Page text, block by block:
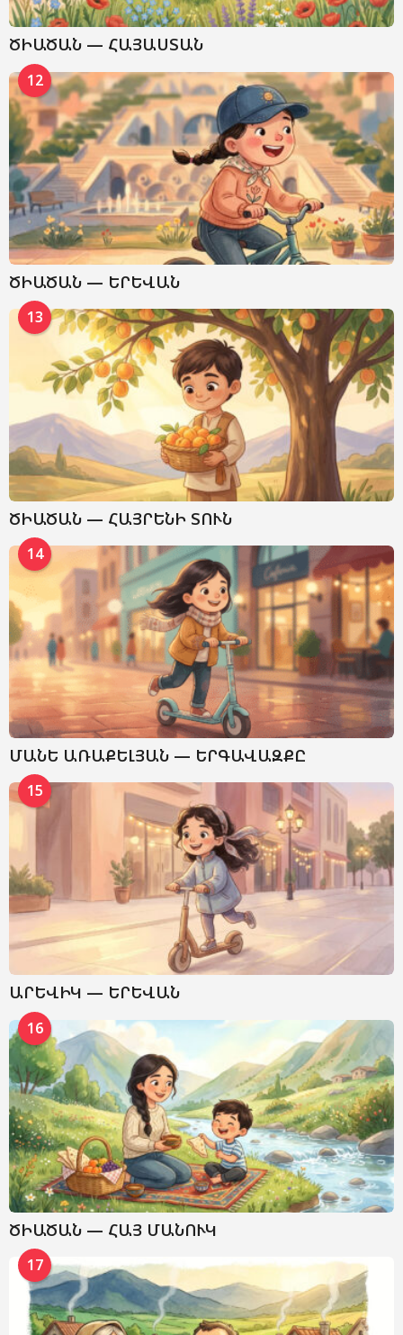
ԾԻԱԾԱՆ — ՀԱՅԱՍՏԱՆ
12
ԾԻԱԾԱՆ — ԵՐԵՎԱՆ
13
ԾԻԱԾԱՆ — ՀԱՅՐԵՆԻ ՏՈՒՆ
14
ՄԱՆԵ ԱՌԱՔԵԼՅԱՆ — ԵՐԳԱՎԱԶՔԸ
15
ԱՐԵՎԻԿ — ԵՐԵՎԱՆ
16
ԾԻԱԾԱՆ — ՀԱՅ ՄԱՆՈՒԿ
17